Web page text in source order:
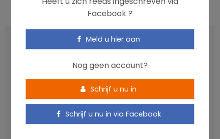
Facebook ?
Meld u hier aan
Nog geen account?
Schrijf u nu in
Schrijf u nu in via Facebook